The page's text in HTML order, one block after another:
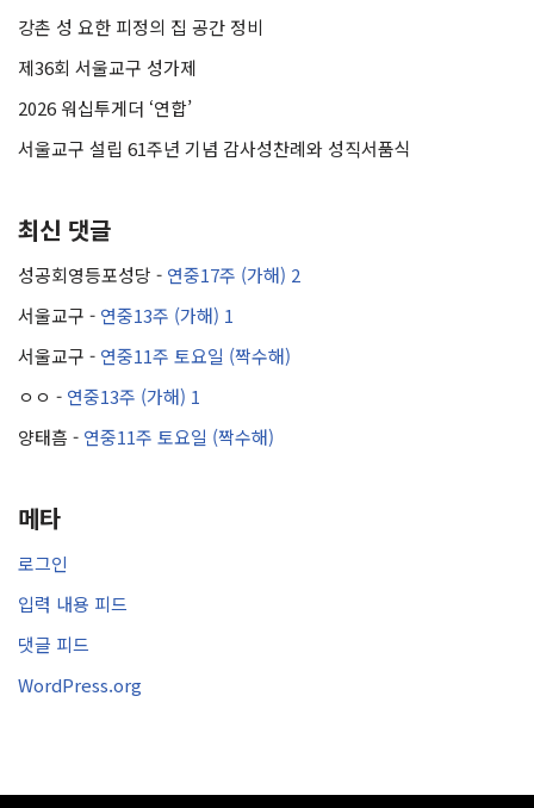
강촌 성 요한 피정의 집 공간 정비
제36회 서울교구 성가제
2026 워십투게더 ‘연합’
서울교구 설립 61주년 기념 감사성찬례와 성직서품식
최신 댓글
성공회영등포성당 - 연중17주 (가해) 2
서울교구 - 연중13주 (가해) 1
서울교구 - 연중11주 토요일 (짝수해)
ㅇㅇ - 연중13주 (가해) 1
양태흠 - 연중11주 토요일 (짝수해)
메타
로그인
입력 내용 피드
댓글 피드
WordPress.org